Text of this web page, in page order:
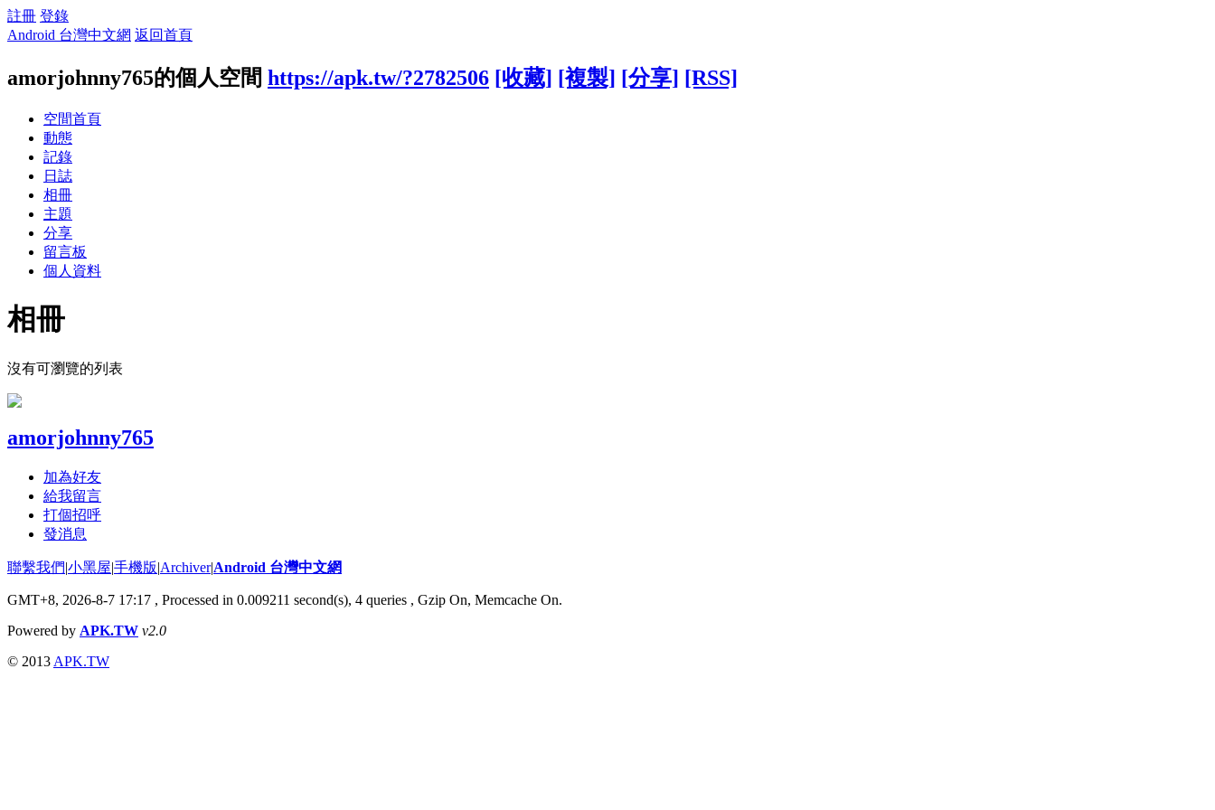
註冊 登錄
Android 台灣中文網 返回首頁
amorjohnny765的個人空間 https://apk.tw/?2782506 [收藏] [複製] [分享] [RSS]
空間首頁
動態
記錄
日誌
相冊
主題
分享
留言板
個人資料
相冊
沒有可瀏覽的列表
amorjohnny765
加為好友
給我留言
打個招呼
發消息
聯繫我們|小黑屋|手機版|Archiver|Android 台灣中文網
GMT+8, 2026-8-7 17:17 , Processed in 0.009211 second(s), 4 queries , Gzip On, Memcache On.
Powered by APK.TW v2.0
© 2013 APK.TW